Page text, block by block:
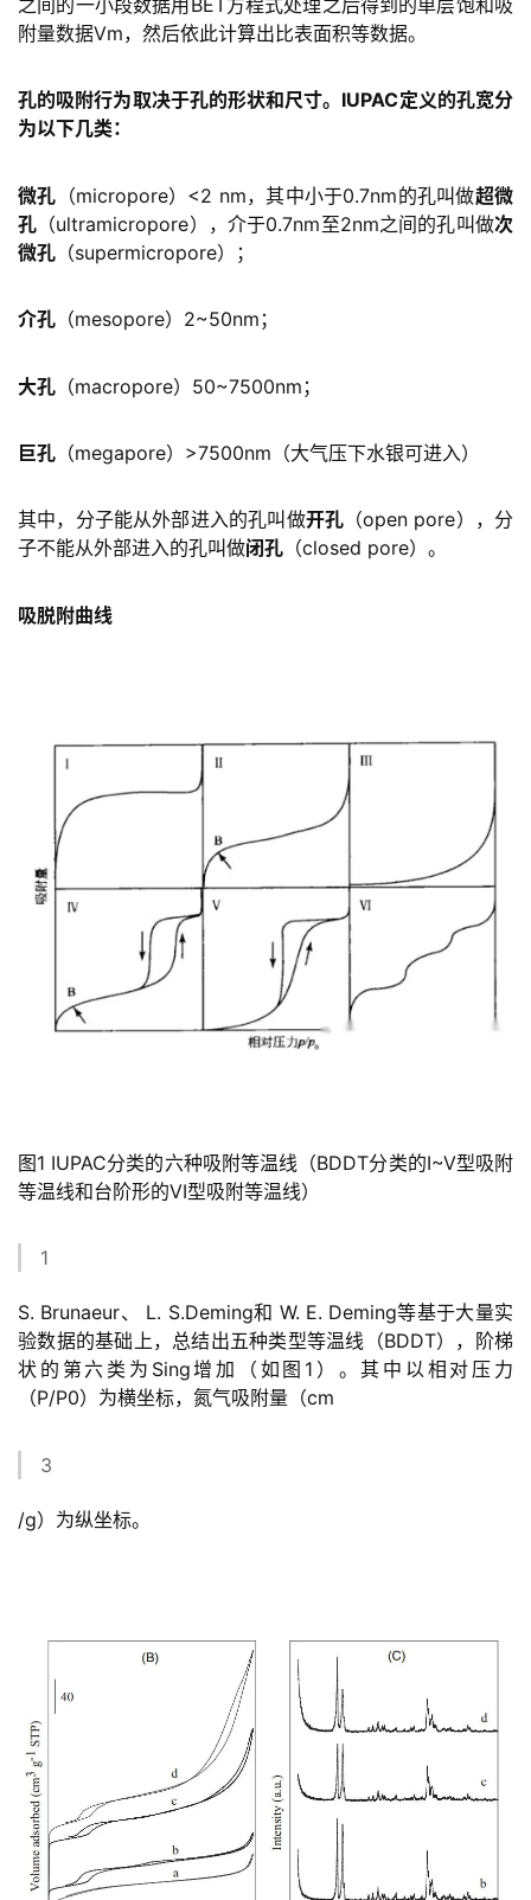
附量数据Vm，然后依此计算出比表面积等数据。
孔的吸附行为取决于孔的形状和尺寸。IUPAC定义的孔宽分
为以下几类：
微孔 （micropore）<2 nm，其中小于0.7nm的孔叫做超微
孔 （ultramicropore），介于0.7nm至2nm之间的孔叫做次
微孔 （supermicropore）；
介孔 （mesopore）2~50nm；
大孔 （macropore）50~7500nm；
巨孔 （megapore）>7500nm（大气压下水银可进入）
其中，分子能从外部进入的孔叫做开孔 （open pore），分
子不能从外部进入的孔叫做闭孔 （closed pore）。
吸脱附曲线
图1 IUPAC分类的六种吸附等温线（BDDT分类的I~V型吸附
等温线和台阶形的VI型吸附等温线）
1
S. Brunaeur、 L. S.Deming和 W. E. Deming等基于大量实
验数据的基础上，总结出五种类型等温线（BDDT），阶梯
状的第六类为Sing增加（如图1）。其中以相对压力
（P/P0）为横坐标，氮气吸附量（cm
3
/g）为纵坐标。